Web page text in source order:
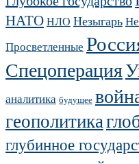
НАТОНЛО Незыгарь
Просветленные
Спецоперация
аналитика будущее
геополитика
глубинное